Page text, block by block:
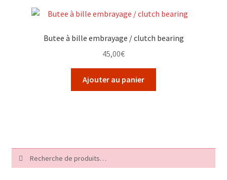
Butee à bille embrayage / clutch bearing
45,00€
Ajouter au panier